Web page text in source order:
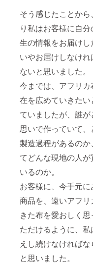
そう感じたことから
り私はお客様に自分
生の情報をお届けし
いやお届けしなけれ
ないと思いました。
今までは、アフリカ
在を広めていきたい
ていましたが、誰が
思いで作っていて、
製造過程があるのか
てどんな現地の人が
いるのか。
お客様に、今手元
商品を、遠いアフリ
きた布を愛おしく思
ただけるように、
えし続けなければな
と思いました。